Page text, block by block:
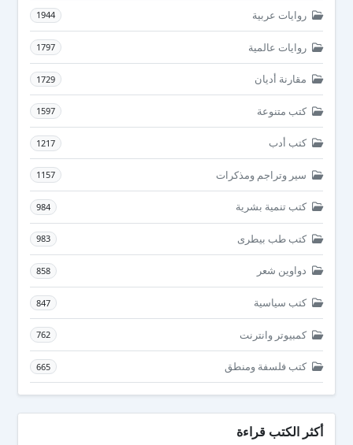
روايات عربية 1944
روايات عالمية 1797
مقارنة أديان 1729
كتب متنوعة 1597
كتب أدب 1217
سير وتراجم ومذكرات 1157
كتب تنمية بشرية 984
كتب طب بيطرى 983
دواوين شعر 858
كتب سياسية 847
كمبيوتر وانترنت 762
كتب فلسفة ومنطق 665
أكثر الكتب قراءة